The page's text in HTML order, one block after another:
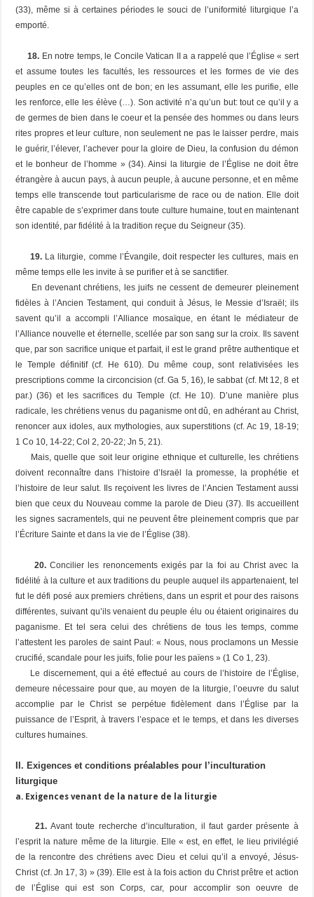
(33), même si à certaines périodes le souci de l’uniformité liturgique l’a
emporté.
18. En notre temps, le Concile Vatican II a a rappelé que l’Église « sert
et assume toutes les facultés, les ressources et les formes de vie des
peuples en ce qu’elles ont de bon; en les assumant, elle les purifie, elle
les renforce, elle les élève (…). Son activité n’a qu’un but: tout ce qu’il y a
de germes de bien dans le coeur et la pensée des hommes ou dans leurs
rites propres et leur culture, non seulement ne pas le laisser perdre, mais
le guérir, l’élever, l’achever pour la gloire de Dieu, la confusion du démon
et le bonheur de l’homme » (34). Ainsi la liturgie de l’Église ne doit être
étrangère à aucun pays, à aucun peuple, à aucune personne, et en même
temps elle transcende tout particularisme de race ou de nation. Elle doit
être capable de s’exprimer dans toute culture humaine, tout en maintenant
son identité, par fidélité à la tradition reçue du Seigneur (35).
19. La liturgie, comme l’Évangile, doit respecter les cultures, mais en
même temps elle les invite à se purifier et à se sanctifier.
En devenant chrétiens, les juifs ne cessent de demeurer pleinement
fidèles à l’Ancien Testament, qui conduit à Jésus, le Messie d’Israël; ils
savent qu’il a accompli l’Alliance mosaïque, en étant le médiateur de
l’Alliance nouvelle et éternelle, scellée par son sang sur la croix. Ils savent
que, par son sacrifice unique et parfait, il est le grand prêtre authentique et
le Temple définitif (cf. He 610). Du même coup, sont relativisées les
prescriptions comme la circoncision (cf. Ga 5, 16), le sabbat (cf. Mt 12, 8 et
par.) (36) et les sacrifices du Temple (cf. He 10). D’une manière plus
radicale, les chrétiens venus du paganisme ont dû, en adhérant au Christ,
renoncer aux idoles, aux mythologies, aux superstitions (cf. Ac 19, 18-19;
1 Co 10, 14-22; Col 2, 20-22; Jn 5, 21).
Mais, quelle que soit leur origine ethnique et culturelle, les chrétiens
doivent reconnaître dans l’histoire d’Israël la promesse, la prophétie et
l’histoire de leur salut. Ils reçoivent les livres de l’Ancien Testament aussi
bien que ceux du Nouveau comme la parole de Dieu (37). Ils accueillent
les signes sacramentels, qui ne peuvent être pleinement compris que par
l’Écriture Sainte et dans la vie de l’Église (38).
20. Concilier les renoncements exigés par la foi au Christ avec la
fidélité à la culture et aux traditions du peuple auquel ils appartenaient, tel
fut le défi posé aux premiers chrétiens, dans un esprit et pour des raisons
différentes, suivant qu’ils venaient du peuple élu ou étaient originaires du
paganisme. Et tel sera celui des chrétiens de tous les temps, comme
l’attestent les paroles de saint Paul: « Nous, nous proclamons un Messie
crucifié, scandale pour les juifs, folie pour les païens » (1 Co 1, 23).
Le discernement, qui a été effectué au cours de l’histoire de l’Église,
demeure nécessaire pour que, au moyen de la liturgie, l’oeuvre du salut
accomplie par le Christ se perpétue fidèlement dans l’Église par la
puissance de l’Esprit, à travers l’espace et le temps, et dans les diverses
cultures humaines.
II. Exigences et conditions préalables pour l’inculturation
liturgique
a. Exigences venant de la nature de la liturgie
21. Avant toute recherche d’inculturation, il faut garder présente à
l’esprit la nature même de la liturgie. Elle « est, en effet, le lieu privilégié
de la rencontre des chrétiens avec Dieu et celui qu’il a envoyé, Jésus-
Christ (cf. Jn 17, 3) » (39). Elle est à la fois action du Christ prêtre et action
de l’Église qui est son Corps, car, pour accomplir son oeuvre de